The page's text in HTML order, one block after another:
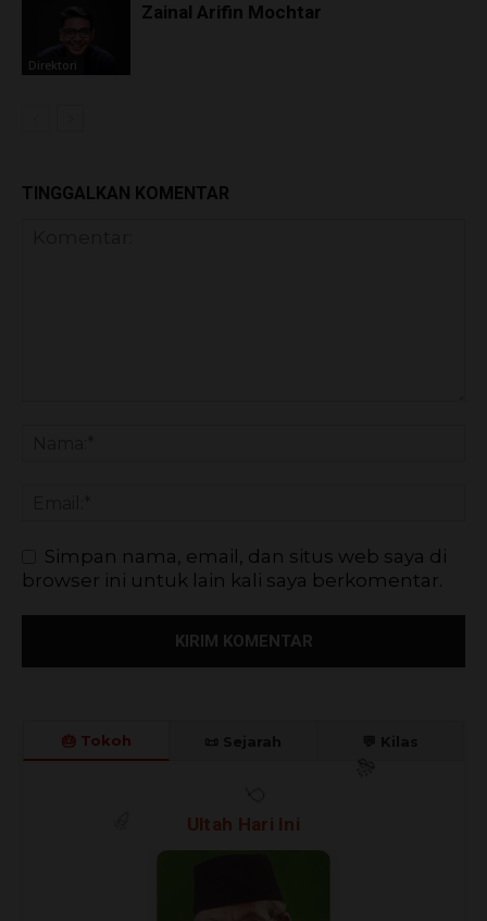
Direktori
Zainal Arifin Mochtar
TINGGALKAN KOMENTAR
Simpan nama, email, dan situs web saya di
browser ini untuk lain kali saya berkomentar.
🎂 Tokoh
🎈
Ultah Hari Ini